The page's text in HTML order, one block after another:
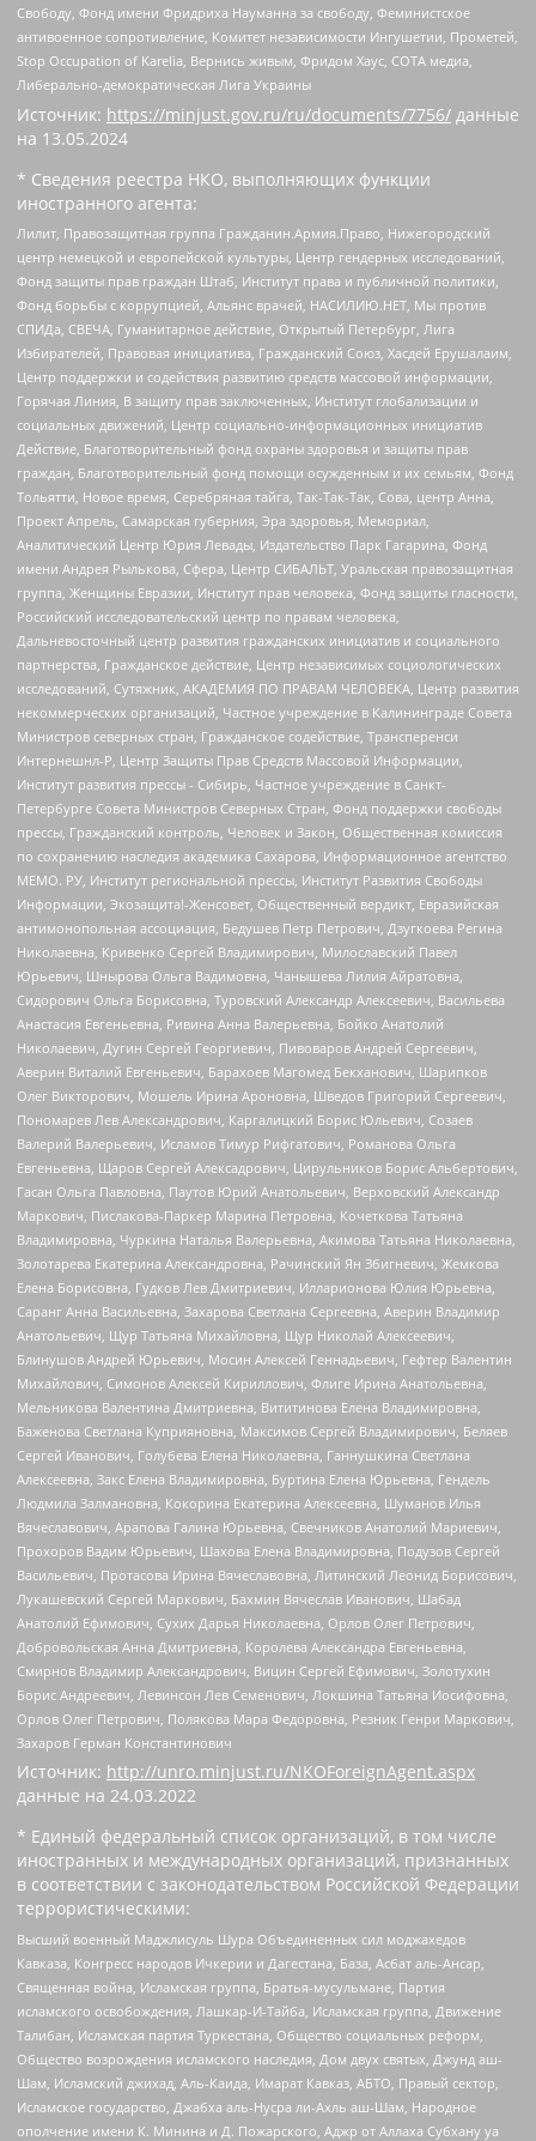
Свободу, Фонд имени Фридриха Науманна за свободу, Феминистское
антивоенное сопротивление, Комитет независимости Ингушетии, Прометей,
Stop Occupation of Karelia, Вернись живым, Фридом Хаус, СОТА медиа,
Либерально-демократическая Лига Украины
Источник: https://minjust.gov.ru/ru/documents/7756/ данные
на 13.05.2024
* Сведения реестра НКО, выполняющих функции
иностранного агента:
Лилит, Правозащитная группа Гражданин.Армия.Право, Нижегородский
центр немецкой и европейской культуры, Центр гендерных исследований,
Фонд защиты прав граждан Штаб, Институт права и публичной политики,
Фонд борьбы с коррупцией, Альянс врачей, НАСИЛИЮ.НЕТ, Мы против
СПИДа, СВЕЧА, Гуманитарное действие, Открытый Петербург, Лига
Избирателей, Правовая инициатива, Гражданский Союз, Хасдей Ерушалаим,
Центр поддержки и содействия развитию средств массовой информации,
Горячая Линия, В защиту прав заключенных, Институт глобализации и
социальных движений, Центр социально-информационных инициатив
Действие, Благотворительный фонд охраны здоровья и защиты прав
граждан, Благотворительный фонд помощи осужденным и их семьям, Фонд
Тольятти, Новое время, Серебряная тайга, Так-Так-Так, Сова, центр Анна,
Проект Апрель, Самарская губерния, Эра здоровья, Мемориал,
Аналитический Центр Юрия Левады, Издательство Парк Гагарина, Фонд
имени Андрея Рылькова, Сфера, Центр СИБАЛЬТ, Уральская правозащитная
группа, Женщины Евразии, Институт прав человека, Фонд защиты гласности,
Российский исследовательский центр по правам человека,
Дальневосточный центр развития гражданских инициатив и социального
партнерства, Гражданское действие, Центр независимых социологических
исследований, Сутяжник, АКАДЕМИЯ ПО ПРАВАМ ЧЕЛОВЕКА, Центр развития
некоммерческих организаций, Частное учреждение в Калининграде Совета
Министров северных стран, Гражданское содействие, Трансперенси
Интернешнл-Р, Центр Защиты Прав Средств Массовой Информации,
Институт развития прессы - Сибирь, Частное учреждение в Санкт-
Петербурге Совета Министров Северных Стран, Фонд поддержки свободы
прессы, Гражданский контроль, Человек и Закон, Общественная комиссия
по сохранению наследия академика Сахарова, Информационное агентство
МЕМО. РУ, Институт региональной прессы, Институт Развития Свободы
Информации, Экозащита!-Женсовет, Общественный вердикт, Евразийская
антимонопольная ассоциация, Бедушев Петр Петрович, Дзугкоева Регина
Николаевна, Кривенко Сергей Владимирович, Милославский Павел
Юрьевич, Шнырова Ольга Вадимовна, Чанышева Лилия Айратовна,
Сидорович Ольга Борисовна, Туровский Александр Алексеевич, Васильева
Анастасия Евгеньевна, Ривина Анна Валерьевна, Бойко Анатолий
Николаевич, Дугин Сергей Георгиевич, Пивоваров Андрей Сергеевич,
Аверин Виталий Евгеньевич, Барахоев Магомед Бекханович, Шарипков
Олег Викторович, Мошель Ирина Ароновна, Шведов Григорий Сергеевич,
Пономарев Лев Александрович, Каргалицкий Борис Юльевич, Созаев
Валерий Валерьевич, Исламов Тимур Рифгатович, Романова Ольга
Евгеньевна, Щаров Сергей Алексадрович, Цирульников Борис Альбертович,
Гасан Ольга Павловна, Паутов Юрий Анатольевич, Верховский Александр
Маркович, Пислакова-Паркер Марина Петровна, Кочеткова Татьяна
Владимировна, Чуркина Наталья Валерьевна, Акимова Татьяна Николаевна,
Золотарева Екатерина Александровна, Рачинский Ян Збигневич, Жемкова
Елена Борисовна, Гудков Лев Дмитриевич, Илларионова Юлия Юрьевна,
Саранг Анна Васильевна, Захарова Светлана Сергеевна, Аверин Владимир
Анатольевич, Щур Татьяна Михайловна, Щур Николай Алексеевич,
Блинушов Андрей Юрьевич, Мосин Алексей Геннадьевич, Гефтер Валентин
Михайлович, Симонов Алексей Кириллович, Флиге Ирина Анатольевна,
Мельникова Валентина Дмитриевна, Вититинова Елена Владимировна,
Баженова Светлана Куприяновна, Максимов Сергей Владимирович, Беляев
Сергей Иванович, Голубева Елена Николаевна, Ганнушкина Светлана
Алексеевна, Закс Елена Владимировна, Буртина Елена Юрьевна, Гендель
Людмила Залмановна, Кокорина Екатерина Алексеевна, Шуманов Илья
Вячеславович, Арапова Галина Юрьевна, Свечников Анатолий Мариевич,
Прохоров Вадим Юрьевич, Шахова Елена Владимировна, Подузов Сергей
Васильевич, Протасова Ирина Вячеславовна, Литинский Леонид Борисович,
Лукашевский Сергей Маркович, Бахмин Вячеслав Иванович, Шабад
Анатолий Ефимович, Сухих Дарья Николаевна, Орлов Олег Петрович,
Добровольская Анна Дмитриевна, Королева Александра Евгеньевна,
Смирнов Владимир Александрович, Вицин Сергей Ефимович, Золотухин
Борис Андреевич, Левинсон Лев Семенович, Локшина Татьяна Иосифовна,
Орлов Олег Петрович, Полякова Мара Федоровна, Резник Генри Маркович,
Захаров Герман Константинович
Источник: http://unro.minjust.ru/NKOForeignAgent.aspx
данные на 24.03.2022
* Единый федеральный список организаций, в том числе
иностранных и международных организаций, признанных
в соответствии с законодательством Российской Федерации
террористическими:
Высший военный Маджлисуль Шура Объединенных сил моджахедов
Кавказа, Конгресс народов Ичкерии и Дагестана, База, Асбат аль-Ансар,
Священная война, Исламская группа, Братья-мусульмане, Партия
исламского освобождения, Лашкар-И-Тайба, Исламская группа, Движение
Талибан, Исламская партия Туркестана, Общество социальных реформ,
Общество возрождения исламского наследия, Дом двух святых, Джунд аш-
Шам, Исламский джихад, Аль-Каида, Имарат Кавказ, АБТО, Правый сектор,
Исламское государство, Джабха аль-Нусра ли-Ахль аш-Шам, Народное
ополчение имени К. Минина и Д. Пожарского, Аджр от Аллаха Субхану уа